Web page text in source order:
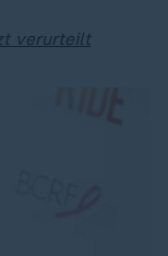
verurteilt